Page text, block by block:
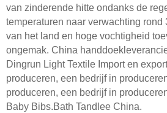
van zinderende hitte ondanks de
temperaturen naar verwachting rond
van het land en hoge vochtigheid
ongemak. China
Dingrun Light Textile Import en
produceren, een bedrijf in
produceren, een bedrijf in
Baby Bibs.Bath Tandlee China.